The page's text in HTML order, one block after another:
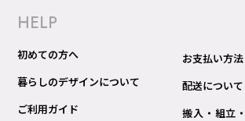
HELP
初めての方へ
暮らしのデザインについて
ご利用ガイド
お支払い方法
配送について
搬入・組立